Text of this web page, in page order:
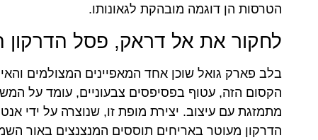
הטרסות הן דוגמה מובהקת לגאונותו.
לחקור את אל דראק, פסל הדרקון
בלב פארק גואל שוכן אחד המאפיינים המצולמים
הקסום הזה, עטוף בפסיפסים צבעוניים, עומד על
מתמזגת עם עיצוב. יצירת מופת זו, שנוצרה על ידי
הדרקון מעוטר באריחים תוססים המנצנצים באור